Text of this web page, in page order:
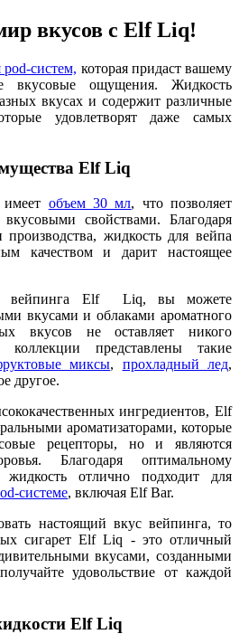
вкусов с Elf Liq!
pod-систем, которая придаст вашему
вкусовые ощущения. Жидкость
вкусах и содержит различные
удовлетворят даже самых
Elf Liq
объем 30 мл, что позволяет
вкусовыми свойствами. Благодаря
производства, жидкость для вейпа
качеством и дарит настоящее
вейпинга Elf Liq, вы можете
вкусами и облаками ароматного
вкусов не оставляет никого
представлены такие
миксы, прохладный лед,
другое.
ингредиентов, Elf
ароматизаторами, которые
рецепторы, но и являются
Благодаря оптимальному
отлично подходит для
системе, включая Elf Bar.
настоящий вкус вейпинга, то
сигарет Elf Liq - это отличный
вкусами, созданными
удовольствие от каждой
Elf Liq